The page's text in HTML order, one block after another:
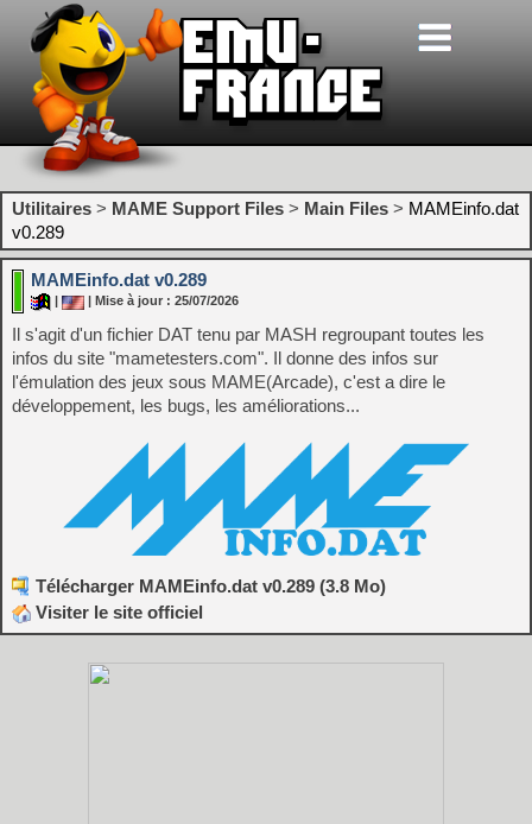
Utilitaires > MAME Support Files > Main Files > MAMEinfo.dat
v0.289
MAMEinfo.dat v0.289
| Mise à jour : 25/07/2026
Il s'agit d'un fichier DAT tenu par MASH regroupant toutes les
infos du site "mametesters.com". Il donne des infos sur
l'émulation des jeux sous MAME(Arcade), c'est a dire le
développement, les bugs, les améliorations...
Télécharger MAMEinfo.dat v0.289 (3.8 Mo)
Visiter le site officiel